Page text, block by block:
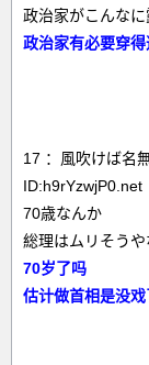
政治家がこんな
政治家有必要穿
17 ：風吹けば名
ID:h9rYzwjP0.net
70歳なんか
総理はムリそうや
70岁了吗
估计做首相是没戏